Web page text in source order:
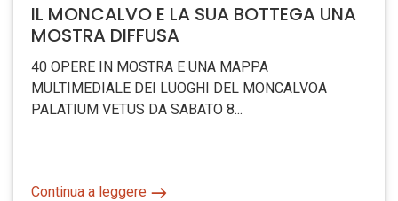
IL MONCALVO E LA SUA BOTTEGA UNA
MOSTRA DIFFUSA
40 OPERE IN MOSTRA E UNA MAPPA
MULTIMEDIALE DEI LUOGHI DEL MONCALVOA
PALATIUM VETUS DA SABATO 8...
Continua a leggere